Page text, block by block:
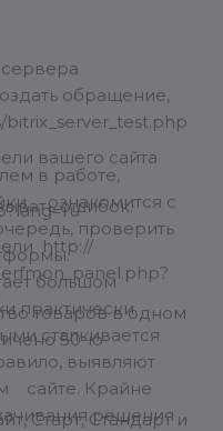
обращение,
в работе,
ознакомится с
проверить
большом
практически
сталкивается
выявляют
сайте. Крайне
решения
вашего сайта
http://
ошибок.
товаров в одном
50-ю
Старт, Стандарт и